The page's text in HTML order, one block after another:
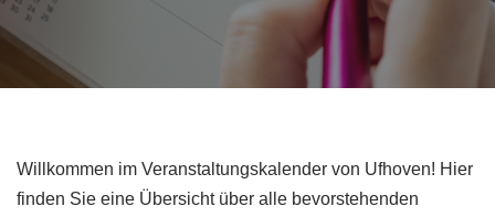
Willkommen im Veranstaltungskalender von Ufhoven! Hier
finden Sie eine Übersicht über alle bevorstehenden